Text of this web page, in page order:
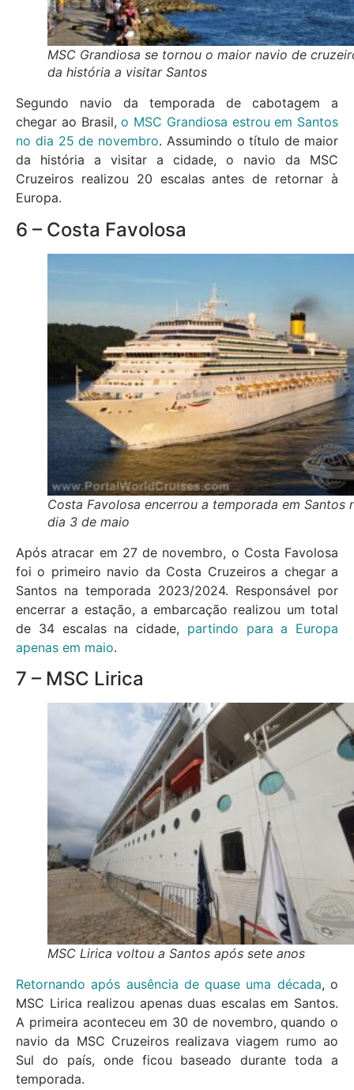
MSC Grandiosa se tornou o maior navio de
da história a visitar Santos
Segundo navio da temporada de cabotagem a
chegar ao Brasil,o MSC Grandiosa estrou em Santos
no dia 25 de novembro. Assumindo o título de maior
da história a visitar a cidade, o navio da MSC
Cruzeiros realizou 20 escalas antes de retornar à
Europa.
6 – Costa Favolosa
Costa Favolosa encerrou a temporada em Santos
dia 3 de maio
Após atracar em 27 de novembro, o Costa Favolosa
foi o primeiro navio da Costa Cruzeiros a chegar a
Santos na temporada 2023/2024. Responsável por
encerrar a estação, a embarcação realizou um total
de 34 escalas na cidade, partindo para a Europa
apenas em maio.
7 – MSC Lirica
MSC Lirica voltou a Santos após sete anos
Retornando após ausência de quase uma década, o
MSC Lirica realizou apenas duas escalas em Santos.
A primeira aconteceu em 30 de novembro, quando o
navio da MSC Cruzeiros realizava viagem rumo ao
Sul do país, onde ficou baseado durante toda a
temporada.